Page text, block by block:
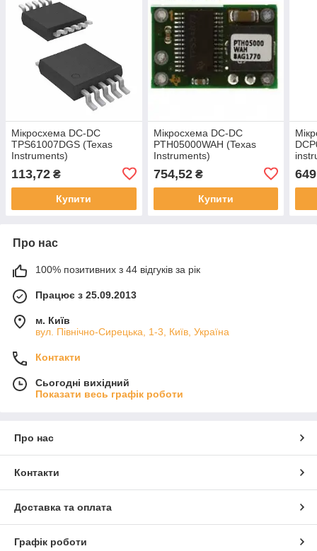
Мікросхема DC-DC
TPS61007DGS (Texas
Instruments)
113,72 ₴
Купити
Мікросхема DC-DC
PTH05000WAH (Texas
Instruments)
754,52₴
Купити
Про нас
100% позитивних з 44 відгуків за рік
Працює з 25.09.2013
м. Київ
вул. Північно-Сирецька, 1-3, Київ, Україна
Контакти
Сьогодні вихідний
Показати весь графік роботи
Про нас
Контакти
Доставка та оплата
Графік роботи